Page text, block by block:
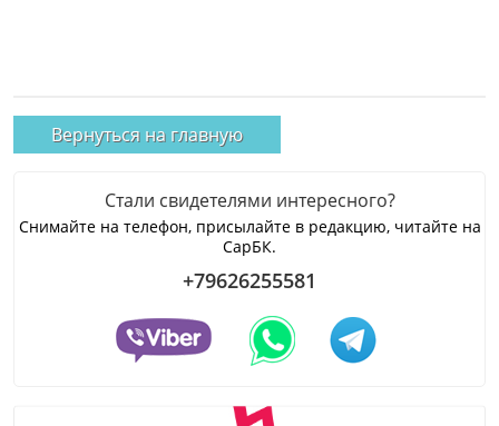
Вернуться на главную
Стали свидетелями интересного?
Снимайте на телефон, присылайте в редакцию, читайте на
СарБК.
+79626255581